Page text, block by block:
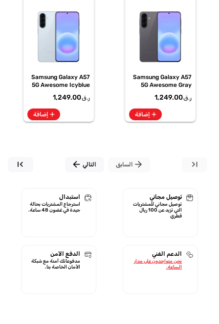
Samsung Galaxy A57
5G Awesome Gray
ر.ق1,249.00
add إضافة
Samsung Galaxy A57
5G Awesome Icyblue
ر.ق1,249.00
add إضافة
last_page
arrow_forward السابق التالي arrow_back
first_page
توصيل مجاني
توصيل مجاني للمشتريات
التي تزيد عن 100 ريال
قطري
استبدال
استرجاع المشتريات بحالة
جيدة في غضون 48 ساعة.
الدعم الفني
نحن متواجدون على مدار
الساعة.
الدفع الآمن
مدفوعاتك آمنة مع شبكة
الأمان الخاصة بنا.